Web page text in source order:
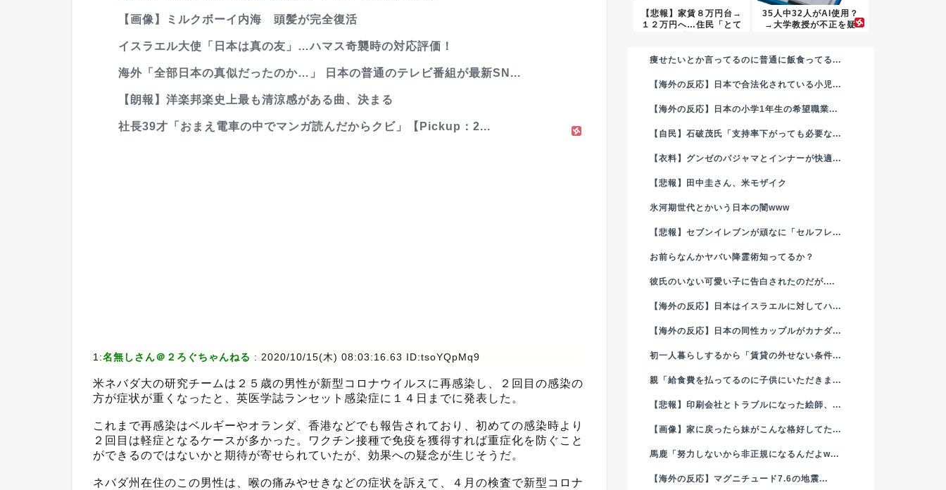
【画像】ミルクボーイ内海 頭髪が完全復活
イスラエル大使「日本は真の友」…ハマス奇襲時の対応評価！
海外「全部日本の真似だったのか…」 日本の普通のテレビ番組が最新SN...
【朗報】洋楽邦楽史上最も清涼感がある曲、決まる
社長39才「おまえ電車の中でマンガ読んだからクビ」【Pickup：2...
1:名無しさん＠２ろぐちゃんねる : 2020/10/15(木) 08:03:16.63 ID:tsoYQpMq9
米ネバダ大の研究チームは２５歳の男性が新型コロナウイルスに再感染し、２回目の感染の
方が症状が重くなったと、英医学誌ランセット感染症に１４日までに発表した。
これまで再感染はベルギーやオランダ、香港などでも報告されており、初めての感染時より
２回目は軽症となるケースが多かった。ワクチン接種で免疫を獲得すれば重症化を防ぐこと
ができるのではないかと期待が寄せられていたが、効果への疑念が生じそうだ。
ネバダ州在住のこの男性は、喉の痛みやせきなどの症状を訴えて、４月の検査で新型コロナ
【悲報】家賃８万円台→
１２万円へ…住民「とて
35人中32人がAI使用？
→大学教授が不正を疑
痩せたいとか言ってるのに普通に飯食ってる...
【海外の反応】日本で合法化されている小児...
【海外の反応】日本の小学1年生の希望職業...
【自民】石破茂氏「支持率下がっても必要な...
【衣料】グンゼのパジャマとインナーが快適...
【悲報】田中圭さん、米モザイク
氷河期世代とかいう日本の闇www
【悲報】セブンイレブンが頑なに「セルフレ...
お前らなんかヤバい降霊術知ってるか？
彼氏のいない可愛い子に告白されたのだが....
【海外の反応】日本はイスラエルに対してハ...
【海外の反応】日本の同性カップルがカナダ...
初一人暮らしするから「賃貸の外せない条件...
親「給食費を払ってるのに子供にいただきま...
【悲報】印刷会社とトラブルになった絵師、...
【画像】家に戻ったら妹がこんな格好してた...
馬鹿「努力しないから非正規になるんだよw...
【海外の反応】マグニチュード7.6の地震...